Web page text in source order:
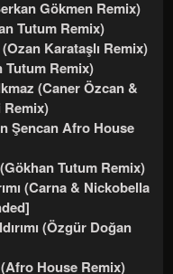
Gökmen Remix)
Tutum Remix)
Karataşlı Remix)
Tutum Remix)
(Caner Özcan &
Remix)
Şencan Afro House
Tutum Remix)
(Carna & Nickobella
(Özgür Doğan
House Remix)